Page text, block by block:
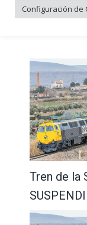
Tren de la
Configuración de